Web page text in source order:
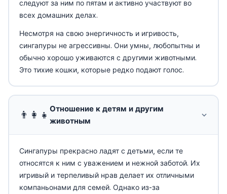
следуют за ним по пятам и активно участвуют во
всех домашних делах.
Несмотря на свою энергичность и игривость,
сингапуры не агрессивны. Они умны, любопытны и
обычно хорошо уживаются с другими животными.
Это тихие кошки, которые редко подают голос.
👨‍👩‍👧
Отношение к детям и другим
животным
Сингапуры прекрасно ладят с детьми, если те
относятся к ним с уважением и нежной заботой. Их
игривый и терпеливый нрав делает их отличными
компаньонами для семей. Однако из-за